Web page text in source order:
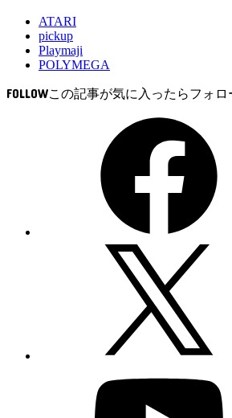
ATARI
pickup
Playmaji
POLYMEGA
FOLLOW